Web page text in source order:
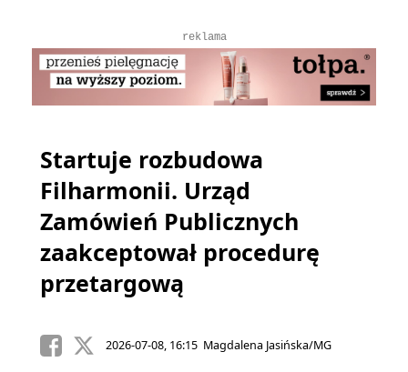
reklama
Startuje rozbudowa
Filharmonii. Urząd
Zamówień Publicznych
zaakceptował procedurę
przetargową
2026-07-08, 16:15 Magdalena Jasińska/MG